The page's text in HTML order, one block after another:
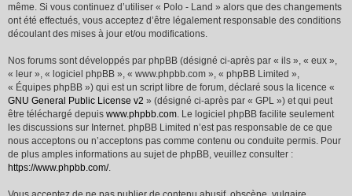
même. Si vous continuez d’utiliser « Polo - Land » alors que des changements
ont été effectués, vous acceptez d’être légalement responsable des conditions
découlant des mises à jour et/ou modifications.
Nos forums sont développés par phpBB (désigné ci-après par « ils », « eux »,
« leur », « logiciel phpBB », « www.phpbb.com », « phpBB Limited »,
« Équipes phpBB ») qui est un script libre de forum, déclaré sous la licence «
GNU General Public License v2 » (désigné ci-après par « GPL ») et qui peut
être téléchargé depuis www.phpbb.com. Le logiciel phpBB facilite seulement
les discussions sur Internet. phpBB Limited n’est pas responsable de ce que
nous acceptons ou n’acceptons pas comme contenu ou conduite permis. Pour
de plus amples informations au sujet de phpBB, veuillez consulter :
https://www.phpbb.com/.